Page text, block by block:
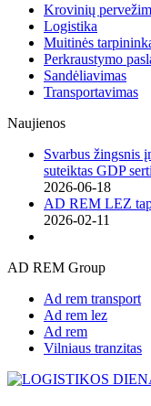
Krovinių
Logistika
Muitinės
Perkraustymo
Sandėliavimas
Transportavimas
Naujienos
Svarbus žingsnis
suteiktas GDP
2026-06-18
AD REM LEZ
2026-02-11
AD REM Group
Ad rem transport
Ad rem lez
Ad rem
Vilniaus tranzitas